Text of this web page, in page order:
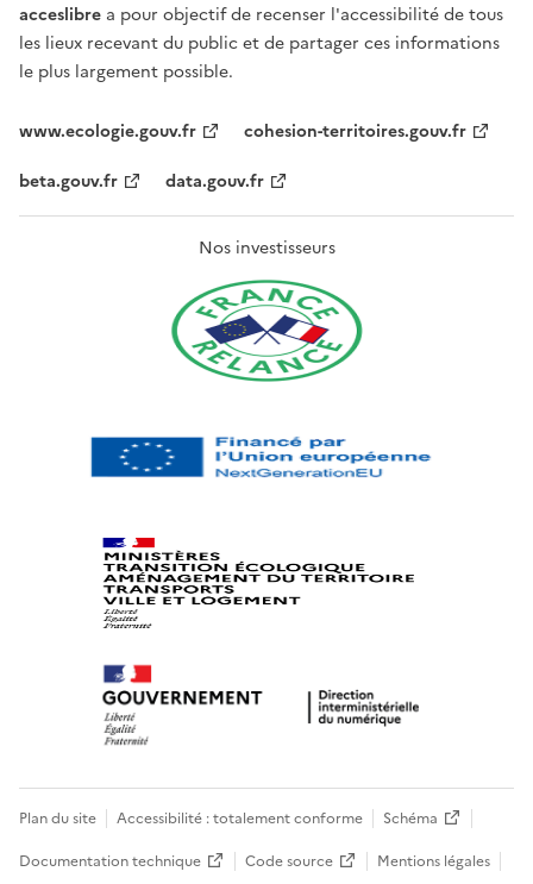
acceslibre a pour objectif de recenser l'accessibilité de tous
les lieux recevant du public et de partager ces informations
le plus largement possible.
www.ecologie.gouv.fr
cohesion-territoires.gouv.fr
beta.gouv.fr
data.gouv.fr
Nos investisseurs
Plan du site Accessibilité : totalement conforme
Schéma
Documentation technique
Code source Mentions légales